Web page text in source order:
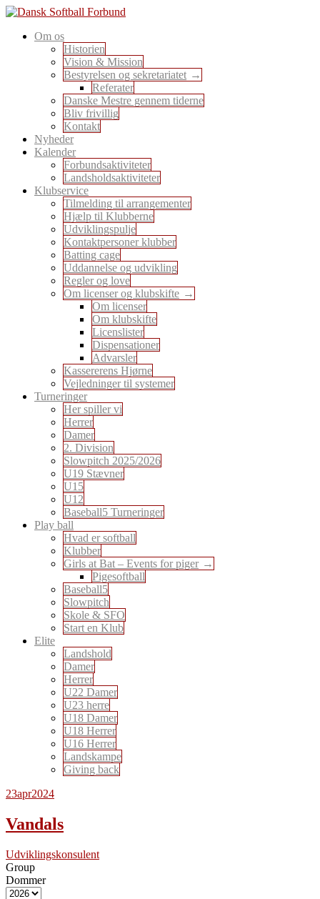
Skip
content
Dansk Softball Forbund
En sport for alle
Om os
Historien
Vision & Mission
Bestyrelsen og sekretariatet
Referater
Danske Mestre gennem tiderne
Bliv frivillig
Kontakt
Nyheder
Kalender
Forbundsaktiviteter
Landsholdsaktiviteter
Klubservice
Tilmelding til arrangementer
Hjælp til Klubberne
Udviklingspulje
Kontaktpersoner klubber
Batting cage
Uddannelse og udvikling
Regler og love
Om licenser og klubskifte
Om licenser
Om klubskifte
Licenslister
Dispensationer
Advarsler
Kassererens Hjørne
Vejledninger til systemer
Turneringer
Her spiller vi
Herrer
Damer
2. Division
Slowpitch 2025/2026
U19 Stævner
U15
U12
Baseball5 Turneringer
Play ball
Hvad er softball
Klubber
Girls at Bat – Events for piger
Pigesoftball
Baseball5
Slowpitch
Skole & SFO
Start en Klub
Elite
Landshold
Damer
Herrer
U22 Damer
U23 herre
U18 Damer
U18 Herrer
U16 Herrer
Landskampe
Giving back
23apr2024
Vandals
Udviklingskonsulent
Group
Dommer